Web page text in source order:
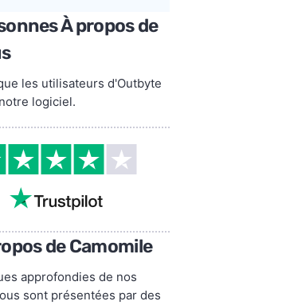
À propos de
les utilisateurs d'Outbyte
logiciel.
de Camomile
approfondies de nos
sont présentées par des